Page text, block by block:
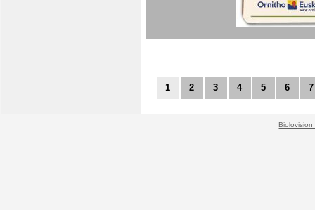
1 2 3 4 5 6 7
Biolovision